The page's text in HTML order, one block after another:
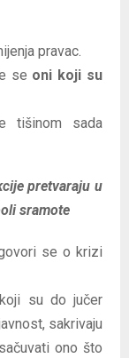
pravac.
se oni koji su
tišinom sada
pretvaraju u
sramote
se o krizi
su do jučer
sakrivaju
ono što